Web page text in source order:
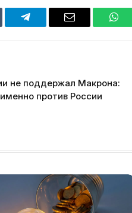
Telegram Email
не поддержал Макрона:
против России